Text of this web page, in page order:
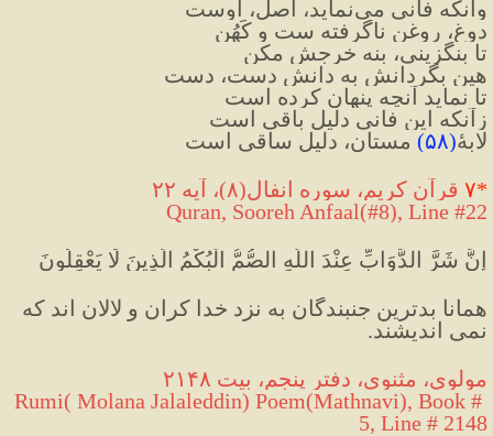
وآنکه فانی می‌نماید، اصل، اوست
دوغ، روغن ناگرفته ست و کَهُن
تا بنگزینی، بنه خرجش مکن
هین بگردانش به دانش دست، دست
تا نماید آنچه پنهان کرده است
زآنکه این فانی دلیلِ باقی است
لابهٔ(۵۸) مستان، دلیل ساقی است
*۷ قرآن کریم، سوره انفال(۸)، آیه ۲۲
Quran, Sooreh Anfaal(#8), Line #22
إِنَّ شَرَّ الدَّوَابِّ عِنْدَ اللَّهِ الصُّمُّ الْبُكْمُ الَّذِينَ لَا يَعْقِلُونَ
نمی اندیشند.
مولوی، مثنوی، دفتر پنجم، بیت ۲۱۴۸
Rumi( Molana Jalaleddin) Poem(Mathnavi), Book #
5, Line # 2148